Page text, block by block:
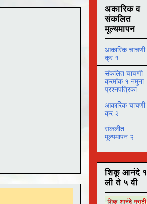
अकारिक व
संकलित
मूल्यमापन
आकारिक चाचणी
क्र १
संकलित चाचणी
क्रमांक १ नमुना
प्रश्नपत्रिका
आकारिक चाचणी
क्र २
संकलीत
मूल्यमापन २
शिकू आनंदे १
ली ते ५ वी